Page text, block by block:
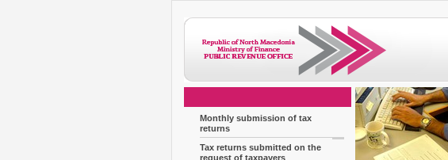
Monthly submission of tax
returns
Tax returns submitted on the
request of taxpayers